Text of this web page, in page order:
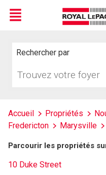
Menu
Rechercher par
votre
Accueil Propriétés
Fredericton
Marysville
Parcourir les propriétés
10 Duke Street